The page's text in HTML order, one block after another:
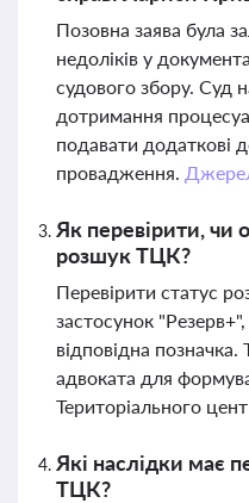
Позовна заява була
недоліків у
судового збору. Суд
дотримання
подавати додаткові
провадження.
Як перевірити, чи
розшук ТЦК?
Перевірити статус
застосунок
відповідна
адвоката для
Територіального
Які наслідки має
ТЦК?